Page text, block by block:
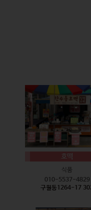
호떡
식품
010-5537-4829
구월동1264-17